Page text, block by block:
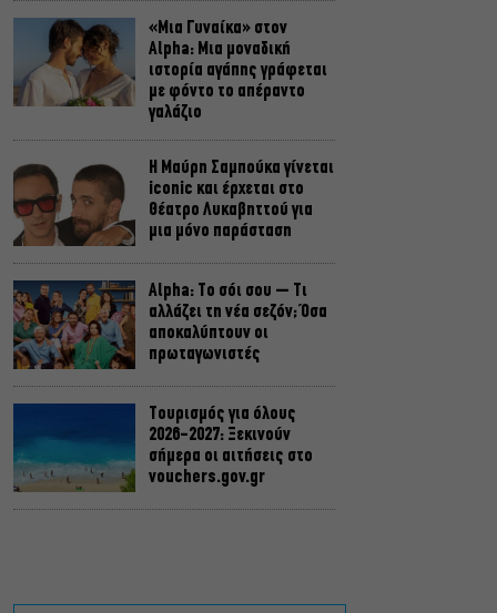
«Μια Γυναίκα» στον
Alpha: Μια μοναδική
ιστορία αγάπης γράφεται
με φόντο το απέραντο
γαλάζιο
Η Μαύρη Σαμπούκα γίνεται
iconic και έρχεται στο
Θέατρο Λυκαβηττού για
μια μόνο παράσταση
Alpha: Το σόι σου – Τι
αλλάζει τη νέα σεζόν; Όσα
αποκαλύπτουν οι
πρωταγωνιστές
Τουρισμός για όλους
2026-2027: Ξεκινούν
σήμερα οι αιτήσεις στο
vouchers.gov.gr
συγκλονιστικό timelapse